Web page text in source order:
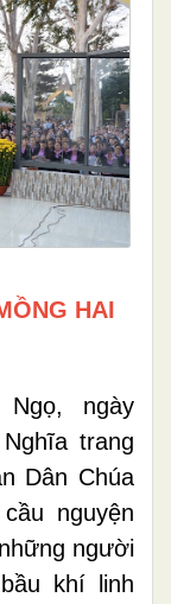
HAI
ngày
trang
Dân Chúa
nguyện
người
khí linh